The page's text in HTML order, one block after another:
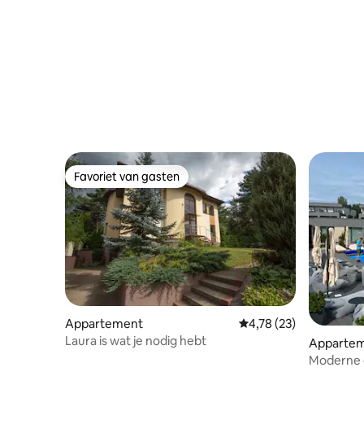
Favoriet van gasten
Favoriet van gasten
Appartement Gemiddelde
4,78 (23)
Laura is wat je nodig hebt
Moderne